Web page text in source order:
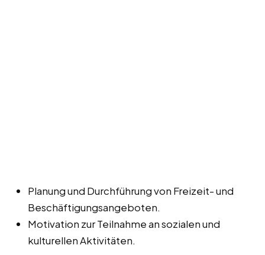
Planung und Durchführung von Freizeit- und
Beschäftigungsangeboten.
Motivation zur Teilnahme an sozialen und
kulturellen Aktivitäten.